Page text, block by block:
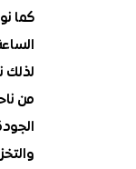
كما
لذلك
من